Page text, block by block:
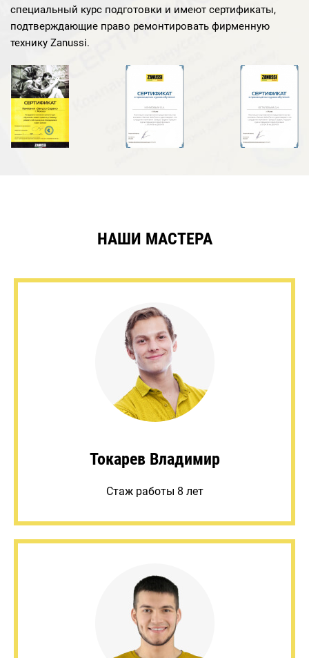
специальный курс подготовки и имеют сертификаты,
подтверждающие право ремонтировать фирменную
технику Zanussi.
НАШИ МАСТЕРА
Токарев Владимир
Стаж работы 8 лет